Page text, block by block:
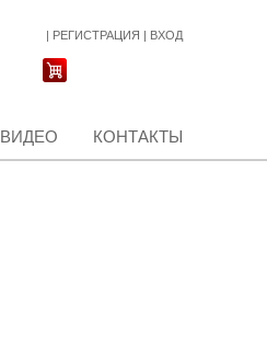
| РЕГИСТРАЦИЯ | ВХОД
ВИДЕО КОНТАКТЫ